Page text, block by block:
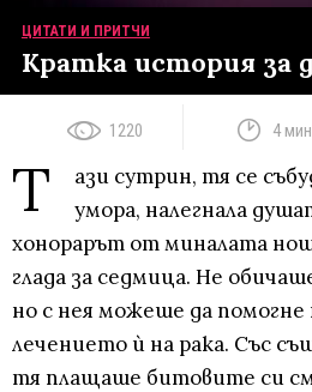
ЦИТАТИ И ПРИТЧИ
Кратка история за
1220 4 мин
Т
ази сутрин, тя се
умора, налегнала
хонорарът от миналата
глада за седмица. Не
но с нея можеше да помогне
лечението ѝ на рака. Със
тя плащаше битовите си